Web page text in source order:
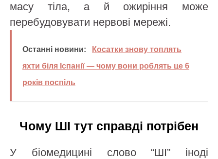
масу тіла, а й ожиріння може
перебудовувати нервові мережі.
Останні новини:
Косатки знову топлять
яхти біля Іспанії — чому вони роблять це 6
років поспіль
Чому ШІ тут справді потрібен
У біомедицині слово “ШІ” іноді